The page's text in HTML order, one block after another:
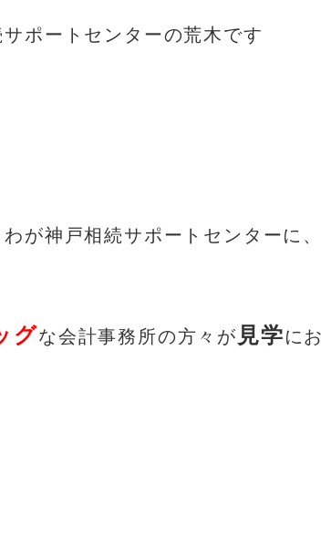
ポートセンターの荒木です
が神戸相続サポートセンターに
グな会計事務所の方々が 見学に